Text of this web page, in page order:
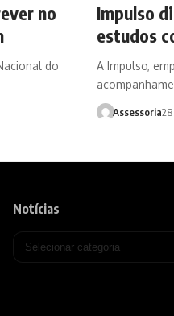
no
do
Impulso
estudos
A Impulso,
Assessoria
Notícias